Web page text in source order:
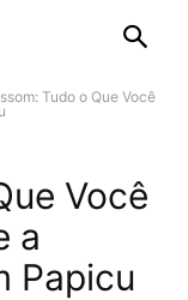
Tudo o Que Você
Você
a
Papicu